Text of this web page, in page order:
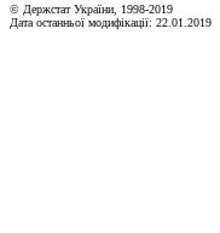
© Держстат України, 1998-2019
Дата останньої модифікації: 22 01 .2019